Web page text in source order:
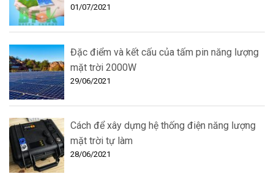
01/07/2021
Đặc điểm và kết cấu của tấm pin năng lượng
mặt trời 2000W
29/06/2021
Cách để xây dựng hệ thống điện năng lượng
mặt trời tự làm
28/06/2021